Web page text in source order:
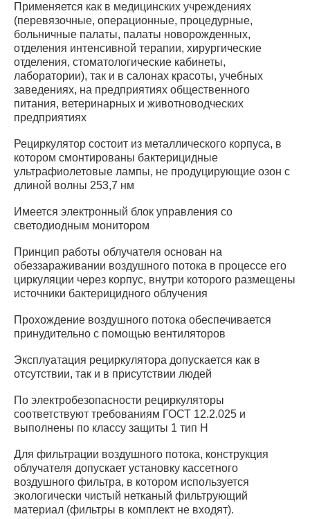
Применяется как в медицинских учреждениях
(перевязочные, операционные, процедурные,
больничные палаты, палаты новорожденных,
отделения интенсивной терапии, хирургические
отделения, стоматологические кабинеты,
лаборатории), так и в салонах красоты, учебных
заведениях, на предприятиях общественного
питания, ветеринарных и животноводческих
предприятиях
Рециркулятор состоит из металлического корпуса, в
котором смонтированы бактерицидные
ультрафиолетовые лампы, не продуцирующие озон с
длиной волны 253,7 нм
Имеется электронный блок управления со
светодиодным монитором
Принцип работы облучателя основан на
обеззараживании воздушного потока в процессе его
циркуляции через корпус, внутри которого размещены
источники бактерицидного облучения
Прохождение воздушного потока обеспечивается
принудительно с помощью вентиляторов
Эксплуатация рециркулятора допускается как в
отсутствии, так и в присутствии людей
По электробезопасности рециркуляторы
соответствуют требованиям ГОСТ 12.2.025 и
выполнены по классу защиты 1 тип Н
Для фильтрации воздушного потока, конструкция
облучателя допускает установку кассетного
воздушного фильтра, в котором используется
экологически чистый нетканый фильтрующий
материал (фильтры в комплект не входят).